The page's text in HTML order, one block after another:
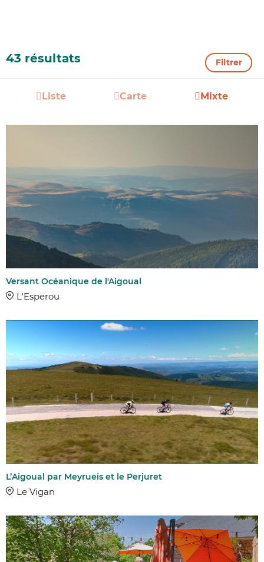
43 résultats Filtrer
Liste Carte Mixte
Versant Océanique de l'Aigoual
L'Esperou
L’Aigoual par Meyrueis et le Perjuret
Le Vigan